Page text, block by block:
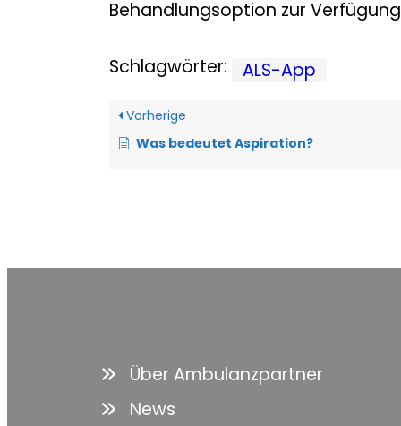
Behandlungsoption zur
Schlagwörter: ALS-App
Vorherige
Was bedeutet Aspiration?
Über Ambulanzpartner
News